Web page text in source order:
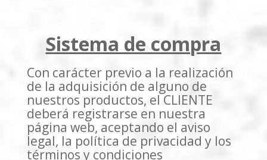
Sistema de compra
Con carácter previo a la realización
de la adquisición de alguno de
nuestros productos, el CLIENTE
deberá registrarse en nuestra
página web, aceptando el aviso
legal, la política de privacidad y los
términos y condiciones